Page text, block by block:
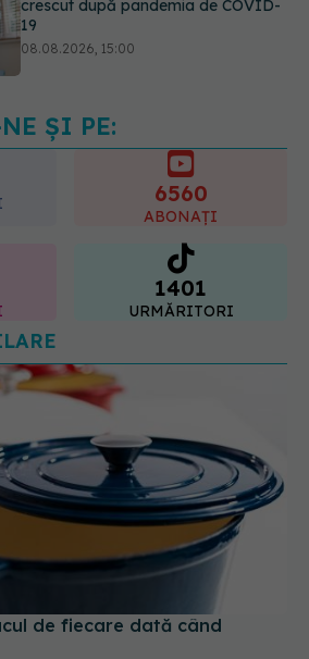
Microplasticele pot traversa bariera
placentară și modifica hormonii
ȘI PE:
6560
ABONAȚI
1401
URMĂRITORI
de fiecare dată când